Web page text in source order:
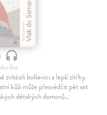
zvítězili bolševici a lepší zítřky.
kůži může přesvědčit pět set
dětských domovů…